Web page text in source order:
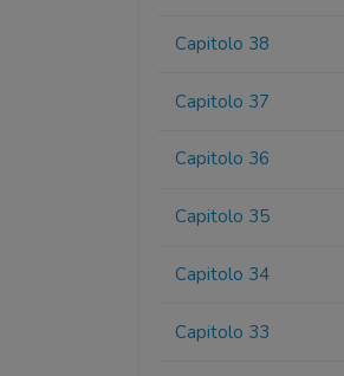
Capitolo 38
Capitolo 37
Capitolo 36
Capitolo 35
Capitolo 34
Capitolo 33